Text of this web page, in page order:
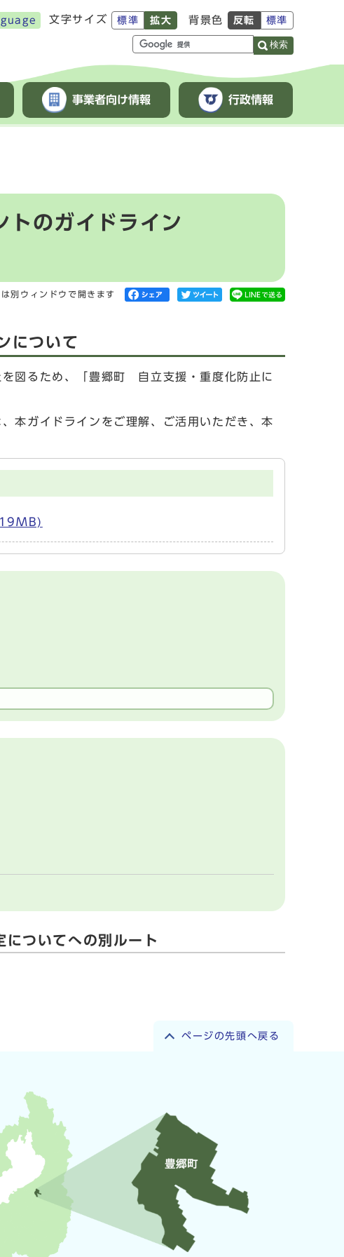
文字サイズ 標準 拡大 背景色 反転 標準
検索
事業者向け情報 行政情報
のガイドライン
別ウィンドウで開きます
について
図るため、「豊郷町 自立支援・重度化防止に
本ガイドラインをご理解、ご活用いただき、本
ついてへの別ルート
ページの先頭へ戻る